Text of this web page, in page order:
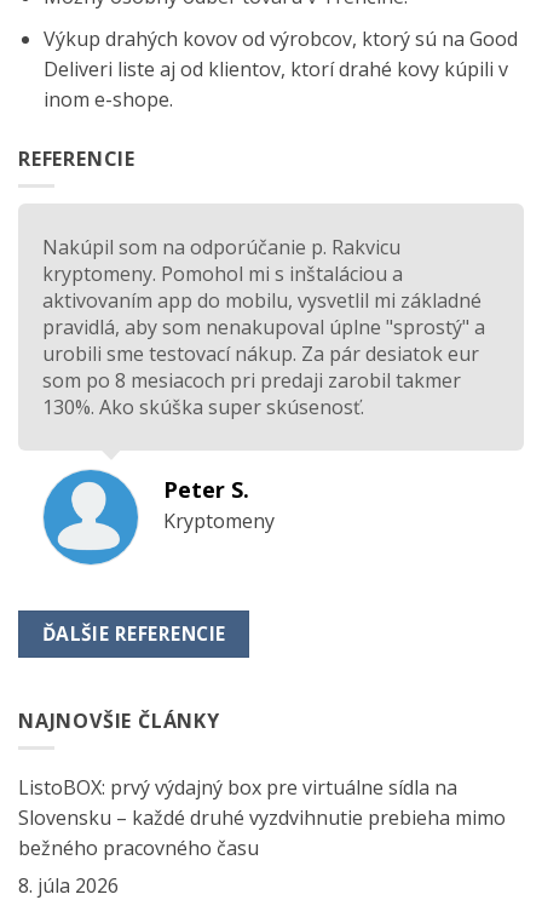
Výkup drahých kovov od výrobcov, ktorý sú na Good
Deliveri liste aj od klientov, ktorí drahé kovy kúpili v
inom e-shope.
REFERENCIE
Nakúpil som na odporúčanie p. Rakvicu
kryptomeny. Pomohol mi s inštaláciou a
aktivovaním app do mobilu, vysvetlil mi základné
pravidlá, aby som nenakupoval úplne "sprostý" a
urobili sme testovací nákup. Za pár desiatok eur
som po 8 mesiacoch pri predaji zarobil takmer
130%. Ako skúška super skúsenosť.
Peter S.
Kryptomeny
ĎALŠIE REFERENCIE
NAJNOVŠIE ČLÁNKY
ListoBOX: prvý výdajný box pre virtuálne sídla na
Slovensku – každé druhé vyzdvihnutie prebieha mimo
bežného pracovného času
8. júla 2026